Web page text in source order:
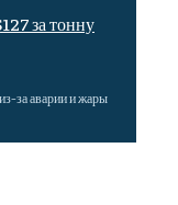
за тонну
за аварии и жары